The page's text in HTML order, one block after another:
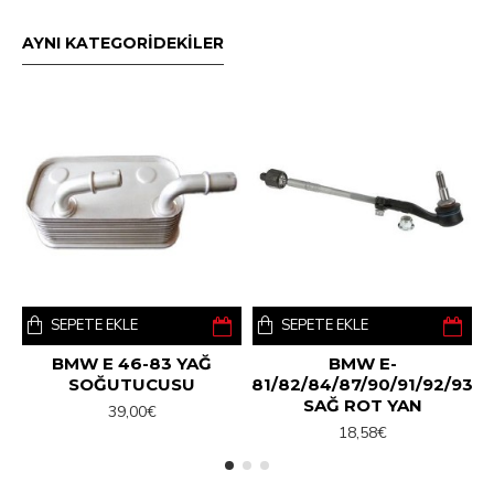
AYNI KATEGORİDEKİLER
BMW E 46-83 YAĞ
SOĞUTUCUSU
39,00€
SEPETE EKLE
BMW E-
81/82/84/87/90/91/92/93
SAĞ ROT YAN
18,58€
SEPETE EKLE